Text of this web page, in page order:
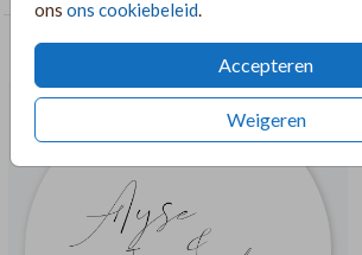
ons ons cookiebeleid
Accepteren
Weigeren
RECOMMENDATIONS CROSS_SELL